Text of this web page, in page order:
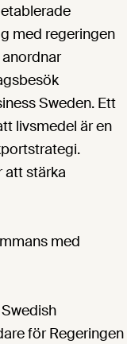
med regeringen
Sweden. Ett
livsmedel är en
att stärka
med
för Regeringen